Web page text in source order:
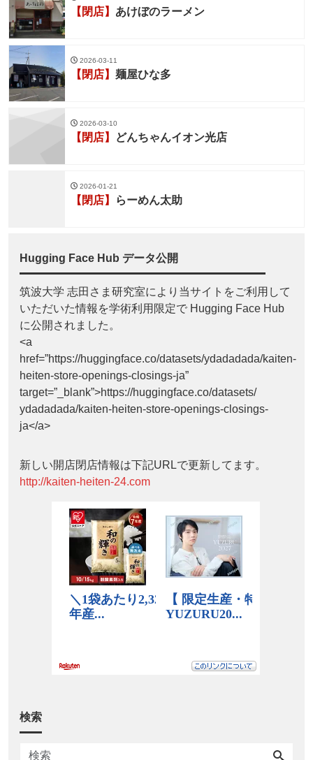
【閉店】 あけぼのラーメン
2026-03-11
【閉店】 麺屋ひな多
2026-03-10
【閉店】 どんちゃんイオン光店
2026-01-21
【閉店】 らーめん太助
Hugging Face Hub データ公開
筑波大学 志田さま研究室により当サイトをご利用して
いただいた情報を学術利用限定で Hugging Face Hub
に公開されました。
<a
href=”https://huggingface.co/datasets/ydadadada/kaiten-
heiten-store-openings-closings-ja”
target=”_blank”>https://huggingface.co/datasets/
ydadadada/kaiten-heiten-store-openings-closings-
ja</a>
新しい開店閉店情報は下記URLで更新してます。
http://kaiten-heiten-24.com
検索